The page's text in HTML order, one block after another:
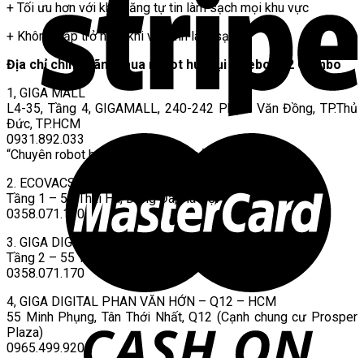
+ Tối ưu hơn với khả năng tự tin làm sạch mọi khu vực
+ Không gặp trở ngại khi vệ sinh làm sạch
Địa chỉ chính hãng mua robot hút bụi Deebot X2 Combo
1, GIGA MALL
L4-35, Tầng 4, GIGAMALL, 240-242 Phạm Văn Đồng, TP.Thủ
Đức, TP.HCM
0931.892.033
“Chuyên robot hút bụi, nồi cơm & sản phẩm Tineco”
2. ECOVACS FLAGSHIP STORE
Tầng 1 – 55 Thái Hà, Đống Đa, Hà Nội
0358.071.170
3. GIGA DIGITAL THÁI HÀ – HN
Tầng 2 – 55 Thái Hà, Đống Đa, Hà Nội
0358.071.170
4, GIGA DIGITAL PHAN VĂN HỚN – Q12 – HCM
55 Minh Phụng, Tân Thới Nhất, Q12 (Cạnh chung cư Prosper
Plaza)
0965.499.920